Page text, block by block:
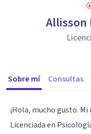
Allisson
Sobre mí Consultas
¡Hola, mucho gusto.
Licenciada en